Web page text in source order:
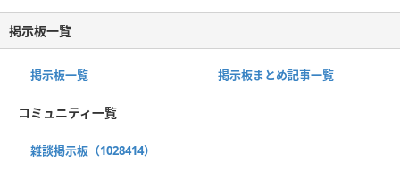
掲示板一覧
掲示板一覧 掲示板まとめ記事一覧
コミュニティ一覧
雑談掲示板（1028414）